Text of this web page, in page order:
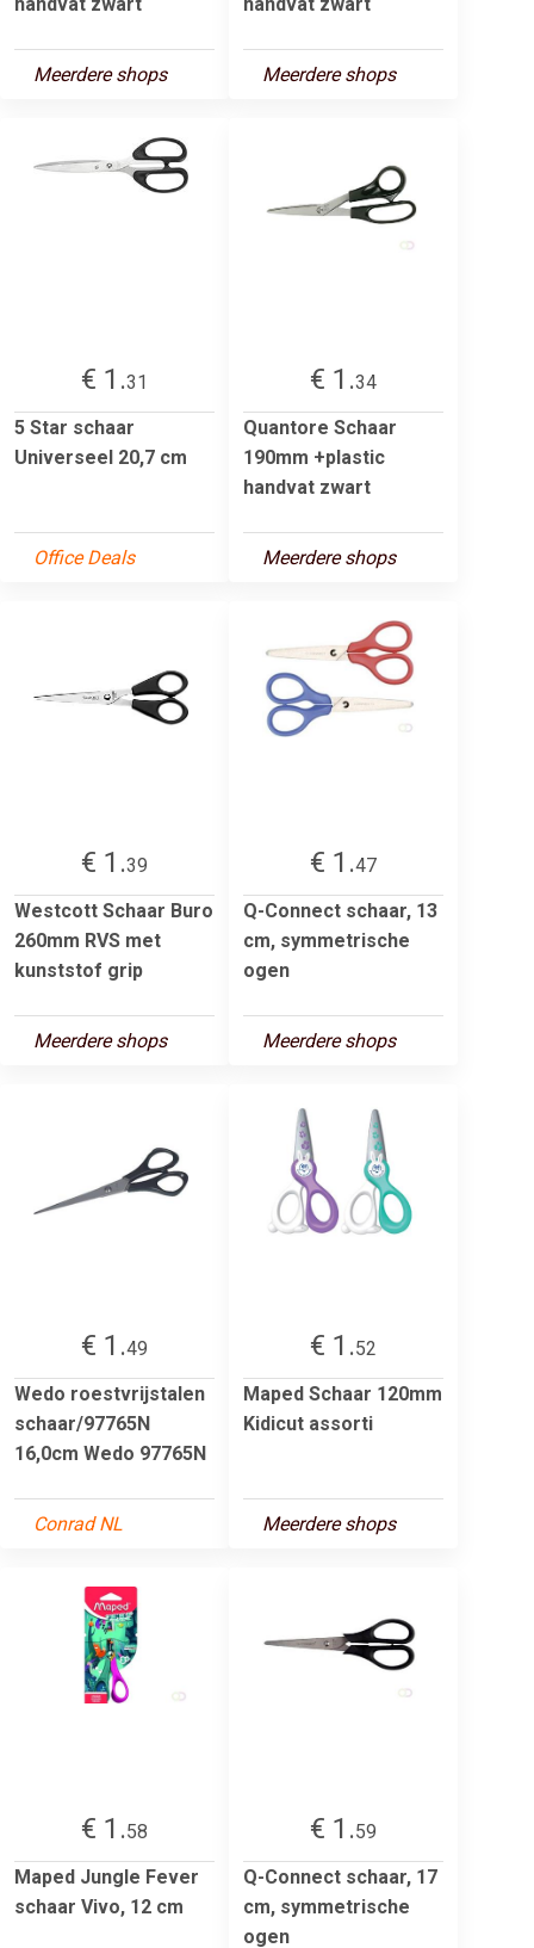
Meerdere shops Meerdere shops
€ 1.31
5 Star schaar
Universeel 20,7 cm
Office Deals
€ 1.34
Quantore Schaar
190mm +plastic
handvat zwart
Meerdere shops
€ 1.39
Westcott Schaar Buro
260mm RVS met
kunststof grip
Meerdere shops
€ 1.47
Q-Connect schaar, 13
cm, symmetrische
ogen
Meerdere shops
€ 1.49
Wedo roestvrijstalen
schaar/97765N
16,0cm Wedo 97765N
Conrad NL
€ 1.52
Maped Schaar 120mm
Kidicut assorti
Meerdere shops
€ 1.58
Maped Jungle Fever
schaar Vivo, 12 cm
€ 1.59
Q-Connect schaar, 17
cm, symmetrische
ogen